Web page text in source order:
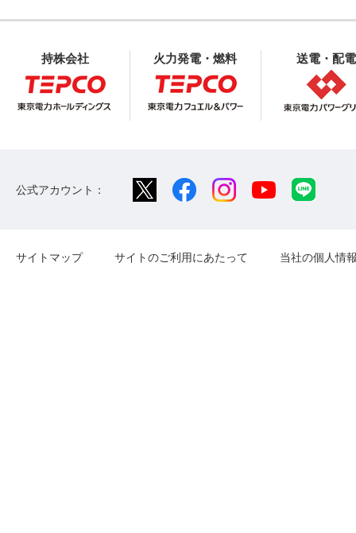
持株会社 火力発電・燃料 送電・配電
公式アカウント：
サイトマップ サイトのご利用にあたって 当社の個人情